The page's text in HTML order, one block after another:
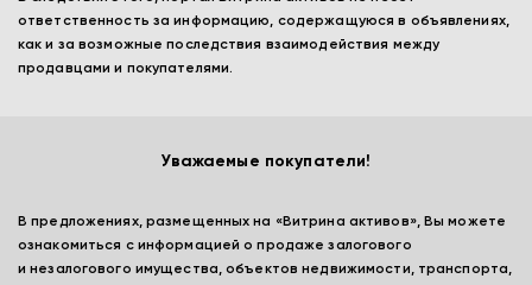
ответственность за информацию, содержащуюся в объявлениях,
как и за возможные последствия взаимодействия между
продавцами и покупателями.
Уважаемые покупатели!
В предложениях, размещенных на «Витрина активов», Вы можете
ознакомиться с информацией о продаже залогового
и незалогового имущества, объектов недвижимости, транспорта,